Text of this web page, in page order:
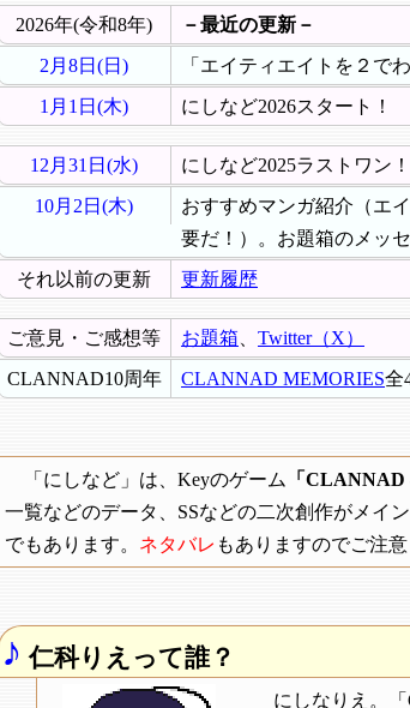
2026年(令和8年)
－最近の更新－
2月8日(日)
「エイティエイトを２で
1月1日(木)
にしなど2026スタート！
12月31日(水)
にしなど2025ラストワン！
10月2日(木)
おすすめマンガ紹介（エ
要だ！）。お題箱のメッセ
それ以前の更新
更新履歴
ご意見・ご感想等 お題箱
Twitter（X）
CLANNAD10周年
CLANNAD MEMORIES全
「にしなど」は、Keyのゲーム 「CLANNAD
一覧などのデータ、SSなどの二次創作がメイ
でもあります。 ネタバレ もありますのでご注意
♪ 仁科りえって誰？
にしなりえ。